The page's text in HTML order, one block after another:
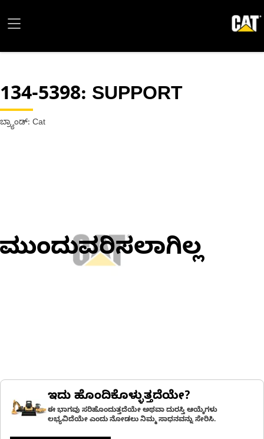
134-5398: SUPPORT
ಬ್ರ್ಯಾಂಡ್: Cat
ಮುಂದುವರಿಸಲಾಗಿಲ್ಲ
ಇದು ಹೊಂದಿಕೊಳ್ಳುತ್ತದೆಯೇ?
ಈ ಭಾಗವು ಸರಿಹೊಂದುತ್ತದೆಯೇ ಅಥವಾ ದುರಸ್ತಿ ಆಯ್ಕೆಗಳು
ಲಭ್ಯವಿದೆಯೇ ಎಂದು ನೋಡಲು ನಿಮ್ಮ ಸಾಧನವನ್ನು ಸೇರಿಸಿ.